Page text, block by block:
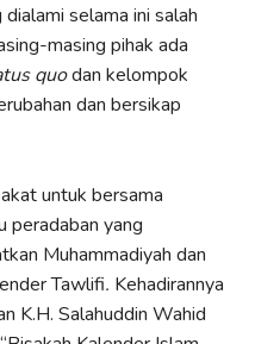
selama ini salah
masing pihak ada
quodan kelompok
dan bersikap
untuk bersama
peradaban yang
Muhammadiyah dan
Tawlifi. Kehadirannya
K.H. Salahuddin Wahid